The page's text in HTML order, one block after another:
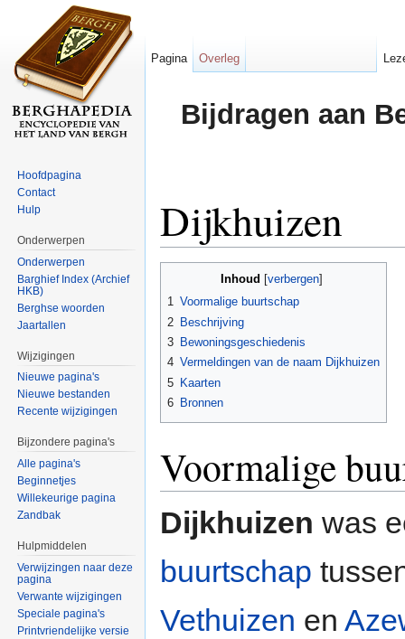
Bijdragen aan
Dijkhuizen
Inhoud verbergen
1 Voormalige buurtschap
2 Beschrijving
3 Bewoningsgeschiedenis
4 Vermeldingen van de naam Dijkhuizen
5 Kaarten
6 Bronnen
Voormalige
Dijkhuizen was
buurtschap
Vethuizen en
Pagina Overleg
Hoofdpagina
Contact
Hulp
Onderwerpen
Onderwerpen
Barghief Index (Archief
HKB)
Berghse woorden
Jaartallen
Wijzigingen
Nieuwe pagina's
Nieuwe bestanden
Recente wijzigingen
Bijzondere pagina's
Alle pagina's
Beginnetjes
Willekeurige pagina
Zandbak
Hulpmiddelen
Verwijzingen naar deze
pagina
Verwante wijzigingen
Speciale pagina's
Printvriendelijke versie